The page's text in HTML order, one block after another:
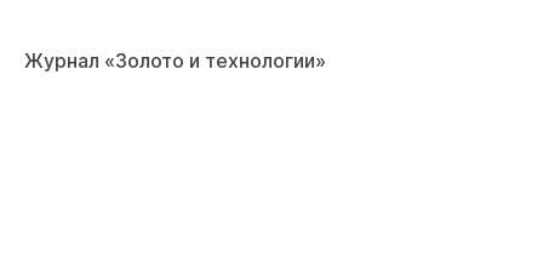
Журнал «Золото и технологии»